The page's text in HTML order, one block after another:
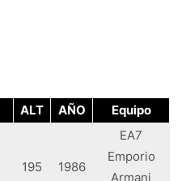
ALT AÑO Equipo
195 1986
EA7
Emporio
Armani